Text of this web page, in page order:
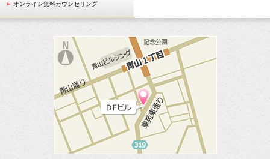
オンライン無料カウンセリング